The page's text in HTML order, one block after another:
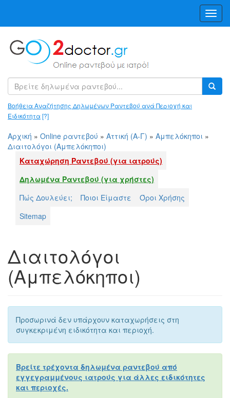
Βοήθεια Αναζήτησης Δηλωμένων Ραντεβού ανά Περιοχή και
Ειδικότητα[?]
Αρχική » Online ραντεβού » Αττική (Α-Γ) » Αμπελόκηποι »
Διαιτολόγοι (Αμπελόκηποι)
Καταχώρηση Ραντεβού (για ιατρούς)
Δηλωμένα Ραντεβού (για χρήστες)
Πώς Δουλεύει;
Ποιοι Είμαστε
Όροι Χρήσης
Sitemap
Διαιτολόγοι
(Αμπελόκηποι)
Προσωρινά δεν υπάρχουν καταχωρήσεις στη
συγκεκριμένη ειδικότητα και περιοχή.
Βρείτε τρέχοντα δηλωμένα ραντεβού από
εγγεγραμμένους ιατρούς για άλλες ειδικότητες
και περιοχές.